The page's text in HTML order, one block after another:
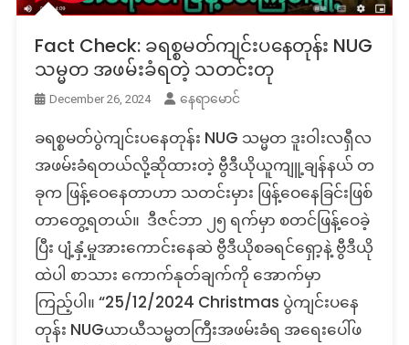
Fact Check: ခရစ္စမတ်ကျင်းပနေတုန်း NUG
သမ္မတ အဖမ်းခံရတဲ့ သတင်းတု
December 26, 2024 နေရာမောင်
ခရစ္စမတ်ပွဲကျင်းပနေတုန်း NUG သမ္မတ ဒူးဝါးလရှီလ
အဖမ်းခံရတယ်လို့ဆိုထားတဲ့ ဗွီဒီယိုယူကျူ့ချန်နယ် တ
ခုက ဖြန့်ဝေနေတာဟာ သတင်းမှား ဖြန့်ဝေနေခြင်းဖြစ်
တာတွေ့ရတယ်။ ဒီဇင်ဘာ ၂၅ ရက်မှာ စတင်ဖြန့်ဝေခဲ့
ပြီး ပျံ့နှံ့မှုအားကောင်းနေဆဲ ဗွီဒီယိုစခရင်ရှော့နဲ့ ဗွီဒီယို
ထဲပါ စာသား ကောက်နုတ်ချက်ကို အောက်မှာ
ကြည့်ပါ။ “25/12/2024 Christmas ပွဲကျင်းပနေ
တုန်း NUGယာယီသမ္မတကြီးအဖမ်းခံရ အရေးပေါ်ဖ